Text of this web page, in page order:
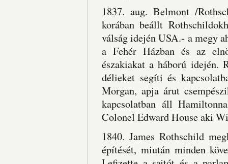
1837. aug. Belmont /
korában beállt
válság idején USA.- a megy
a Fehér Házban és az
északiakat a háború idején.
délieket segíti és
Morgan, apja árut
kapcsolatban áll
Colonel Edward House aki
1840. James Rothschild
építését, miután minden